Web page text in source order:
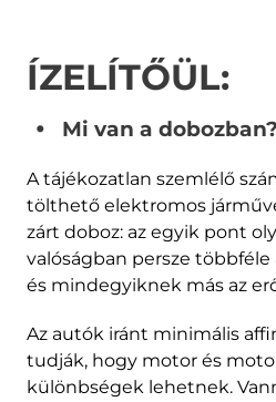
ÍZELÍTŐÜL:
Mi van a dobozban?
A tájékozatlan szemlélő
tölthető elektromos
zárt doboz: az egyik pont
valóságban persze
és mindegyiknek más az
Az autók iránt minimális
tudják, hogy motor és
különbségek lehetnek.